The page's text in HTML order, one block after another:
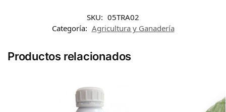
SKU: 05TRA02
Categoría: Agricultura y Ganadería
Productos relacionados